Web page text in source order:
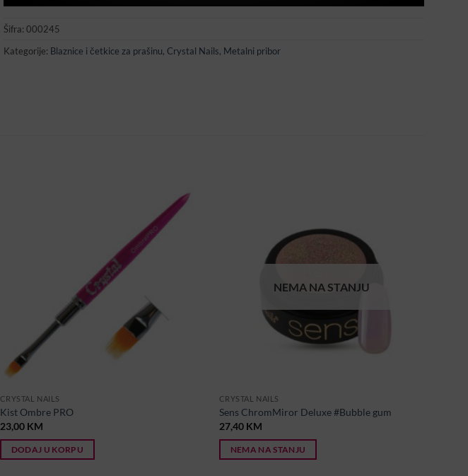
Šifra: 000245
Kategorije: Blaznice i četkice za prašinu, Crystal Nails, Metalni pribor
CRYSTAL NAILS
Kist Ombre PRO
23,00 KM
DODAJ U KORPU
NEMA NA STANJU
CRYSTAL NAILS
Sens ChromMiror Deluxe #Bubble gum
27,40 KM
NEMA NA STANJU